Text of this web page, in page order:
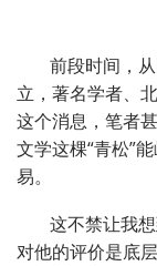
前段时间，
立，著名学者、
这个消息，笔者
文学这棵“青松”
易。
这不禁让我
对他的评价是底